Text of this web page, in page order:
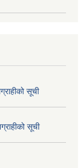
सूची
सूची